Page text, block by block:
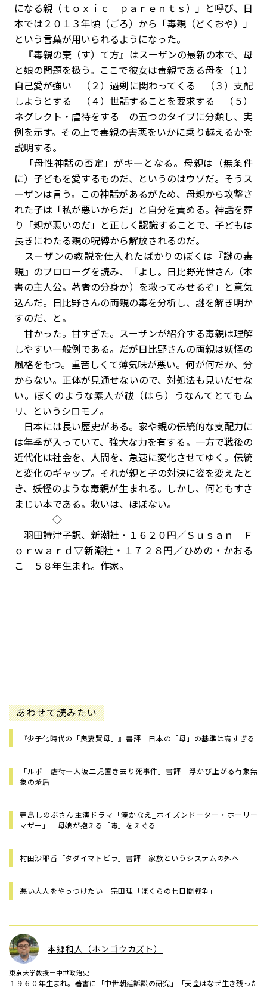
になる親（ｔｏｘｉｃ ｐａｒｅｎｔｓ）」と呼び、日
本では２０１３年頃（ごろ）から「毒親（どくおや）」
という言葉が用いられるようになった。
『毒親の棄（す）て方』はスーザンの最新の本で、母
と娘の問題を扱う。ここで彼女は毒親である母を（１）
自己愛が強い （２）過剰に関わってくる （３）支配
しようとする （４）世話することを要求する （５）
ネグレクト・虐待をする の五つのタイプに分類し、実
例を示す。その上で毒親の害悪をいかに乗り越えるかを
説明する。
「母性神話の否定」がキーとなる。母親は（無条件
に）子どもを愛するものだ、というのはウソだ。そうス
ーザンは言う。この神話があるがため、母親から攻撃さ
れた子は「私が悪いからだ」と自分を責める。神話を葬
り「親が悪いのだ」と正しく認識することで、子どもは
長きにわたる親の呪縛から解放されるのだ。
スーザンの教説を仕入れたばかりのぼくは『謎の毒
親』のプロローグを読み、「よし。日比野光世さん（本
書の主人公。著者の分身か）を救ってみせるぞ」と意気
込んだ。日比野さんの両親の毒を分析し、謎を解き明か
すのだ、と。
甘かった。甘すぎた。スーザンが紹介する毒親は理解
しやすい一般例である。だが日比野さんの両親は妖怪の
風格をもつ。重苦しくて薄気味が悪い。何が何だか、分
からない。正体が見通せないので、対処法も見いだせな
い。ぼくのような素人が祓（はら）うなんてとてもム
リ、というシロモノ。
日本には長い歴史がある。家や親の伝統的な支配力に
は年季が入っていて、強大な力を有する。一方で戦後の
近代化は社会を、人間を、急速に変化させてゆく。伝統
と変化のギャップ。それが親と子の対決に姿を変えたと
き、妖怪のような毒親が生まれる。しかし、何ともすさ
まじい本である。救いは、ほぼない。
◇
羽田詩津子訳、新潮社・１６２０円／Ｓｕｓａｎ Ｆ
ｏｒｗａｒｄ▽新潮社・１７２８円／ひめの・かおる
こ ５８年生まれ。作家。
あわせて読みたい
『少子化時代の「良妻賢母」』書評 日本の「母」の基準は高すぎる
「ルポ 虐待―大阪二児置き去り死事件」書評 浮かび上がる有象無
象の矛盾
寺島しのぶさん主演ドラマ「湊かなえ_ポイズンドーター・ホーリー
マザー」 母娘が抱える「毒」をえぐる
村田沙耶香「タダイマトビラ」書評 家族というシステムの外へ
悪い大人をやっつけたい 宗田理「ぼくらの七日間戦争」
本郷和人（ホンゴウカズト）
東京大学教授＝中世政治史
１９６０年生まれ。著書に「中世朝廷訴訟の研究」「天皇はなぜ生き残った